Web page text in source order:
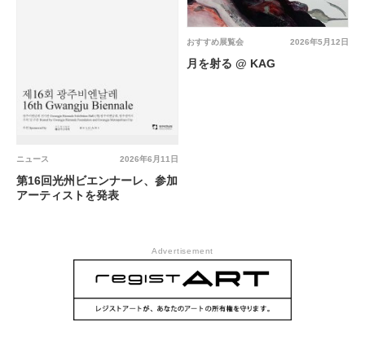
2026年6月11日
ニュース
第16回光州ビエンナーレ、参加
アーティストを発表
2026年5月12日
おすすめ展覧会
月を射る @ KAG
Advertisement